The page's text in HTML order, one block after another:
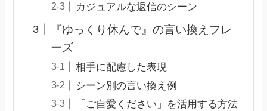
カジュアルな返信のシーン
『ゆっくり休んで』の言い換えフレ
ーズ
相手に配慮した表現
シーン別の言い換え例
「ご自愛ください」を活用する方法